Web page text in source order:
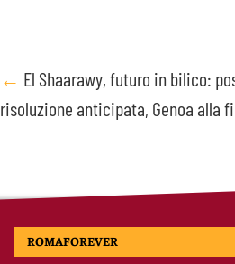
Post
navigation
← El Shaarawy, futuro in bilico:
risoluzione anticipata, Genoa alla
ROMAFOREVER